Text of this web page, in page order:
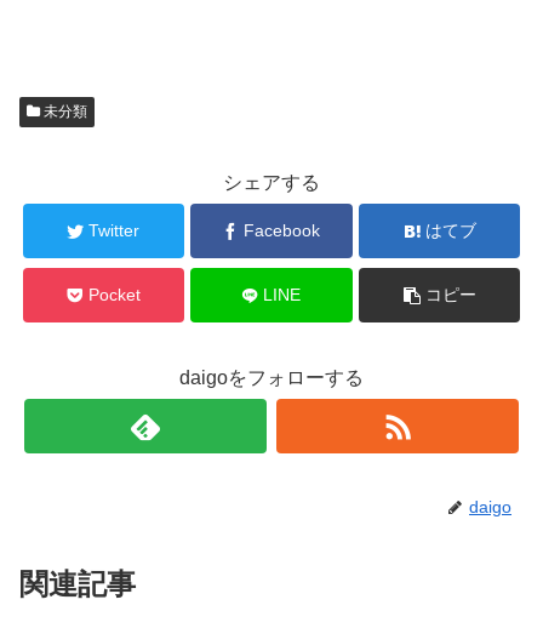
未分類
シェアする
Twitter Facebook はてブ
Pocket LINE コピー
daigoをフォローする
daigo
関連記事